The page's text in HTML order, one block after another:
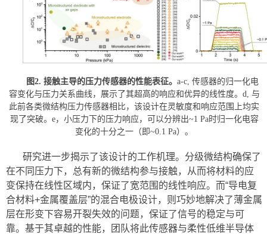
图2.接触主导的压力传感器的性能表征。a-c, 传感器的归一化电
容变化与压力关系曲线，展示了其超高的响应和优异的线性度。d, 与
此前各类微结构压力传感器相比，该设计在灵敏度和响应范围上均实
现了突破。e，小压力下的压力响应，可以分辨出~1 Pa时归一化电容
变化的十分之一（即~0.1 Pa）。
研究进一步揭示了该设计的工作机理。分级微结构确保了
在不同压力下，总有新的微结构参与接触，从而将材料的应
变保持在线性区域内，保证了宽范围的线性响应。而“导电复
合材料+金属覆盖层”的混合电极设计，则巧妙地解决了薄金属
层在形变下容易开裂失效的问题，保证了信号的稳定与可
靠。基于其卓越的性能，团队将此传感器与柔性低维半导体